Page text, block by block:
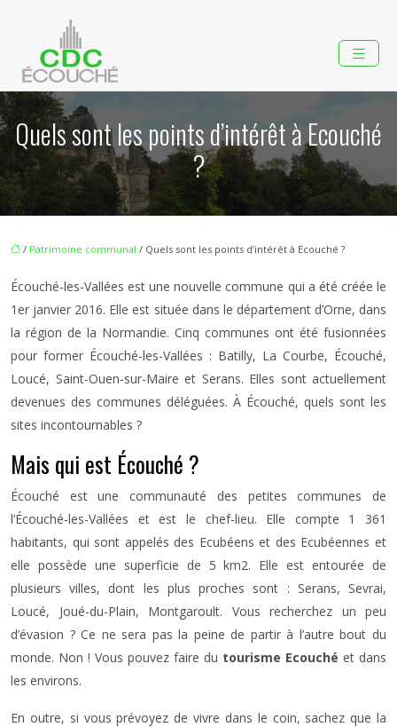
Quels sont les points d’intérêt à Ecouché
?
/ Patrimoine communal / Quels sont les points d’intérêt à Ecouché ?
Écouché-les-Vallées est une nouvelle commune qui a été créée le
1er janvier 2016. Elle est située dans le département d’Orne, dans
la région de la Normandie. Cinq communes ont été fusionnées
pour former Écouché-les-Vallées : Batilly, La Courbe, Écouché,
Loucé, Saint-Ouen-sur-Maire et Serans. Elles sont actuellement
devenues des communes déléguées. À Écouché, quels sont les
sites incontournables ?
Mais qui est Écouché ?
Écouché est une communauté des petites communes de
l’Écouché-les-Vallées et est le chef-lieu. Elle compte 1 361
habitants, qui sont appelés des Ecubéens et des Ecubéennes et
elle possède une superficie de 5 km2. Elle est entourée de
plusieurs villes, dont les plus proches sont : Serans, Sevrai,
Loucé, Joué-du-Plain, Montgaroult. Vous recherchez un peu
d’évasion ? Ce ne sera pas la peine de partir à l’autre bout du
monde. Non ! Vous pouvez faire du tourisme Ecouché et dans
les environs.
En outre, si vous prévoyez de vivre dans le coin, sachez que la